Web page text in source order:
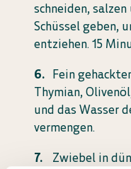
schneiden,
Schüssel geben,
entziehen. 15
Fein
Thymian,
und das Wasser
vermengen.
Zwiebel in